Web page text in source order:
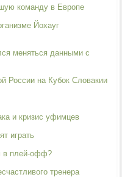
команду в Европе
Йохауг
меняться данными с
России на Кубок Словакии
и кризис уфимцев
играть
в плей-офф?
тренера